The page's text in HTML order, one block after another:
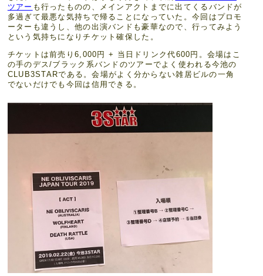
ツアー も行ったものの、メインアクトまでに出てくるバンドが
多過ぎて最悪な気持ちで帰ることになっていた。今回はプロモ
ーターも違うし、他の出演バンドも豪華なので、行ってみよう
という気持ちになりチケット確保した。
チケットは前売り6,000円 + 当日ドリンク代600円。会場はこ
の手のデス/ブラック系バンドのツアーでよく使われる今池の
CLUB3STARである。会場がよく分からない雑居ビルの一角
でないだけでも今回は信用できる。